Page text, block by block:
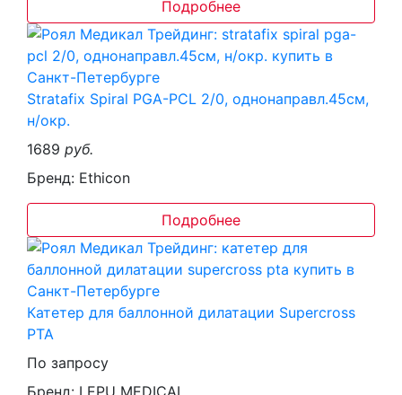
Подробнее
Stratafix Spiral PGA-PCL 2/0, однонаправл.45см,
н/окр.
1689 руб.
Бренд: Ethicon
Подробнее
Катетер для баллонной дилатации Supercross
PTA
По запросу
Бренд: LEPU MEDICAL